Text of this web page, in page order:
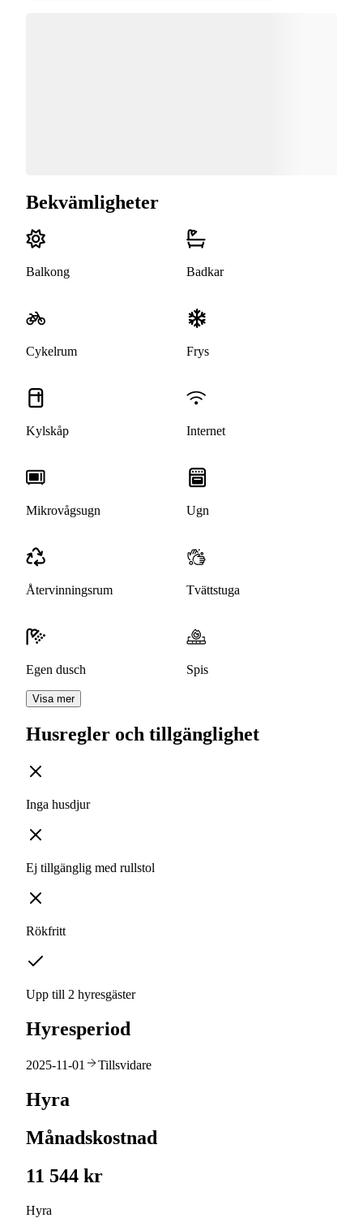
Bekvämligheter
Balkong Badkar
Cykelrum Frys
Kylskåp Internet
Mikrovågsugn Ugn
Återvinningsrum Tvättstuga
Egen dusch Spis
Visa mer
Husregler och tillgänglighet
Inga husdjur
Ej tillgänglig med rullstol
Rökfritt
Upp till 2 hyresgäster
Hyresperiod
2025-11-01 Tillsvidare
Hyra
Månadskostnad
11 544 kr
Hyra